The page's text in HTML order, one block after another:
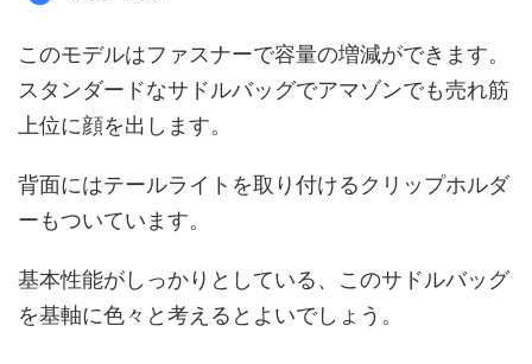
このモデルはファスナーで容量の増減ができます。
スタンダードなサドルバッグでアマゾンでも売れ筋
上位に顔を出します。
背面にはテールライトを取り付けるクリップホルダ
ーもついています。
基本性能がしっかりとしている、このサドルバッグ
を基軸に色々と考えるとよいでしょう。